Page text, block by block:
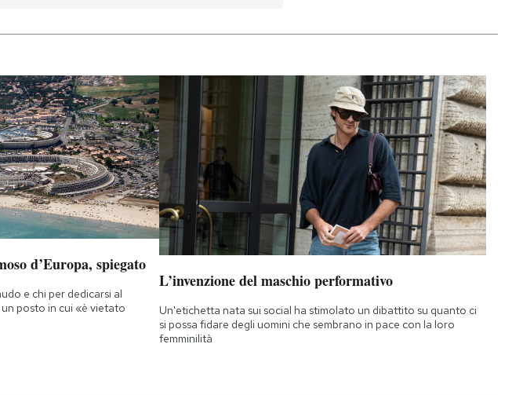
d’Europa, spiegato
e chi per dedicarsi al
posto in cui «è vietato
L’invenzione del maschio performativo
Un'etichetta nata sui social ha stimolato un dibattito su quanto ci
si possa fidare degli uomini che sembrano in pace con la loro
femminilità